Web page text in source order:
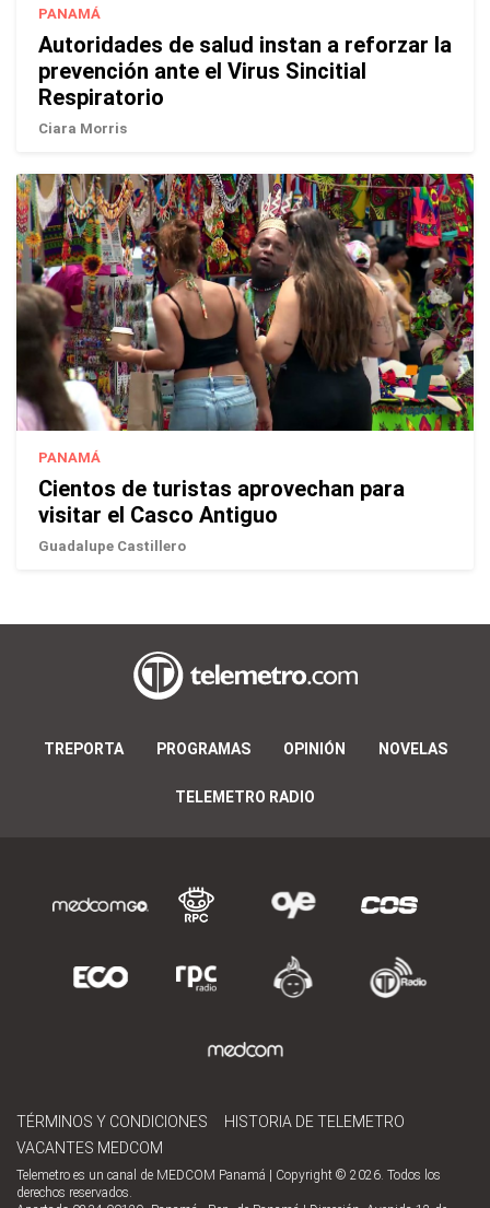
PANAMÁ
Autoridades de salud instan a reforzar la
prevención ante el Virus Sincitial
Respiratorio
Ciara Morris
PANAMÁ
Cientos de turistas aprovechan para
visitar el Casco Antiguo
Guadalupe Castillero
TREPORTA PROGRAMAS OPINIÓN NOVELAS
TELEMETRO RADIO
TÉRMINOS Y CONDICIONES
HISTORIA DE TELEMETRO
VACANTES MEDCOM
Telemetro es un canal de MEDCOM Panamá | Copyright © 2026. Todos los
derechos reservados.